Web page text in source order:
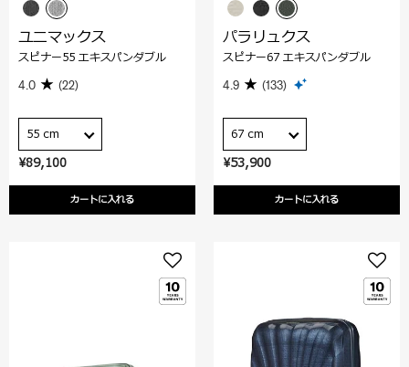
¥89,100
カートに入れる
ユニマックス
スピナー55 エキスパンダブル
4.0 (22)
55 cm
¥53,900
カートに入れる
パラリュクス
スピナー67 エキスパンダブル
4.9 (133)
67 cm